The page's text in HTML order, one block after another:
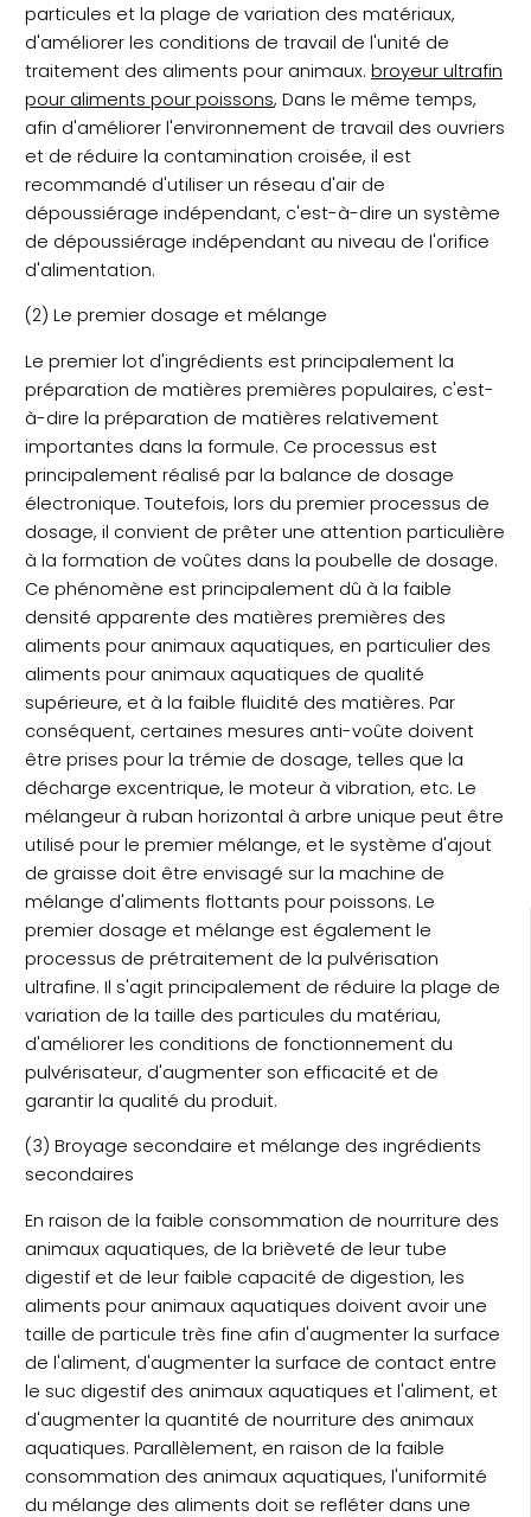
particules et la plage de variation des matériaux,
d'améliorer les conditions de travail de l'unité de
traitement des aliments pour animaux. broyeur ultrafin
pour aliments pour poissons, Dans le même temps,
afin d'améliorer l'environnement de travail des ouvriers
et de réduire la contamination croisée, il est
recommandé d'utiliser un réseau d'air de
dépoussiérage indépendant, c'est-à-dire un système
de dépoussiérage indépendant au niveau de l'orifice
d'alimentation.
(2) Le premier dosage et mélange
Le premier lot d'ingrédients est principalement la
préparation de matières premières populaires, c'est-
à-dire la préparation de matières relativement
importantes dans la formule. Ce processus est
principalement réalisé par la balance de dosage
électronique. Toutefois, lors du premier processus de
dosage, il convient de prêter une attention particulière
à la formation de voûtes dans la poubelle de dosage.
Ce phénomène est principalement dû à la faible
densité apparente des matières premières des
aliments pour animaux aquatiques, en particulier des
aliments pour animaux aquatiques de qualité
supérieure, et à la faible fluidité des matières. Par
conséquent, certaines mesures anti-voûte doivent
être prises pour la trémie de dosage, telles que la
décharge excentrique, le moteur à vibration, etc. Le
mélangeur à ruban horizontal à arbre unique peut être
utilisé pour le premier mélange, et le système d'ajout
de graisse doit être envisagé sur la machine de
mélange d'aliments flottants pour poissons. Le
premier dosage et mélange est également le
processus de prétraitement de la pulvérisation
ultrafine. Il s'agit principalement de réduire la plage de
variation de la taille des particules du matériau,
d'améliorer les conditions de fonctionnement du
pulvérisateur, d'augmenter son efficacité et de
garantir la qualité du produit.
(3) Broyage secondaire et mélange des ingrédients
secondaires
En raison de la faible consommation de nourriture des
animaux aquatiques, de la brièveté de leur tube
digestif et de leur faible capacité de digestion, les
aliments pour animaux aquatiques doivent avoir une
taille de particule très fine afin d'augmenter la surface
de l'aliment, d'augmenter la surface de contact entre
le suc digestif des animaux aquatiques et l'aliment, et
d'augmenter la quantité de nourriture des animaux
aquatiques. Parallèlement, en raison de la faible
consommation des animaux aquatiques, l'uniformité
du mélange des aliments doit se refléter dans une